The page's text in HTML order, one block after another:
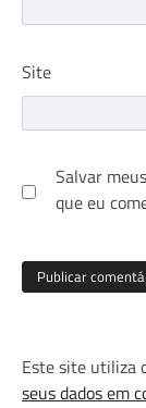
Site
Salvar
que eu
Este site utiliza
seus dados em